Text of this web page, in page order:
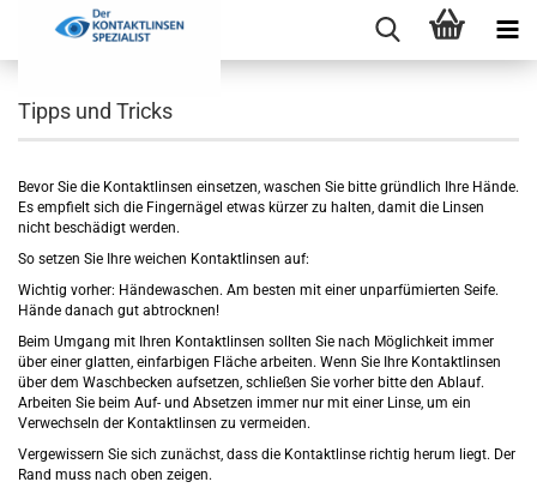
Tipps und Tricks
Bevor Sie die Kontaktlinsen einsetzen, waschen Sie bitte gründlich Ihre Hände.
Es empfielt sich die Fingernägel etwas kürzer zu halten, damit die Linsen
nicht beschädigt werden.
So setzen Sie Ihre weichen Kontaktlinsen auf:
Wichtig vorher: Händewaschen. Am besten mit einer unparfümierten Seife.
Hände danach gut abtrocknen!
Beim Umgang mit Ihren Kontaktlinsen sollten Sie nach Möglichkeit immer
über einer glatten, einfarbigen Fläche arbeiten. Wenn Sie Ihre Kontaktlinsen
über dem Waschbecken aufsetzen, schließen Sie vorher bitte den Ablauf.
Arbeiten Sie beim Auf- und Absetzen immer nur mit einer Linse, um ein
Verwechseln der Kontaktlinsen zu vermeiden.
Vergewissern Sie sich zunächst, dass die Kontaktlinse richtig herum liegt. Der
Rand muss nach oben zeigen.